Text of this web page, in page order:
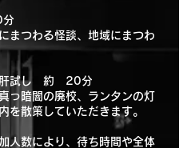
分
まつわる怪談、地域にまつわ
肝試し 約 20分
っ暗闇の廃校、ランタンの灯
を散策していただきます。
人数により、待ち時間や全体